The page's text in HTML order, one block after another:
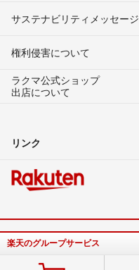
サステナビリティメッセージ
権利侵害について
ラクマ公式ショップ
出店について
リンク
楽天のグループサービス